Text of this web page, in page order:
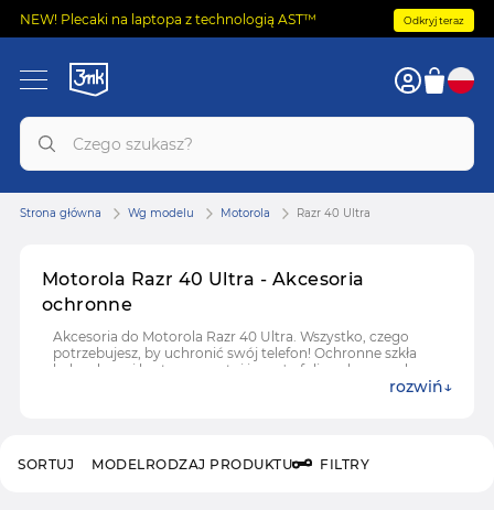
NEW! Plecaki na laptopa z technologią AST™ Odkryj teraz
Motorola Razr 40 Ultra - Akcesoria
ochronne
Akcesoria do Motorola Razr 40 Ultra. Wszystko, czego
potrzebujesz, by uchronić swój telefon! Ochronne szkła
hybrydowe i hartowane, etui i case'y, folie ochronne do
rozwiń
Strona główna Wg modelu Motorola Razr 40 Ultra
MODELRODZAJ PRODUKTU FILTRY
SORTUJ